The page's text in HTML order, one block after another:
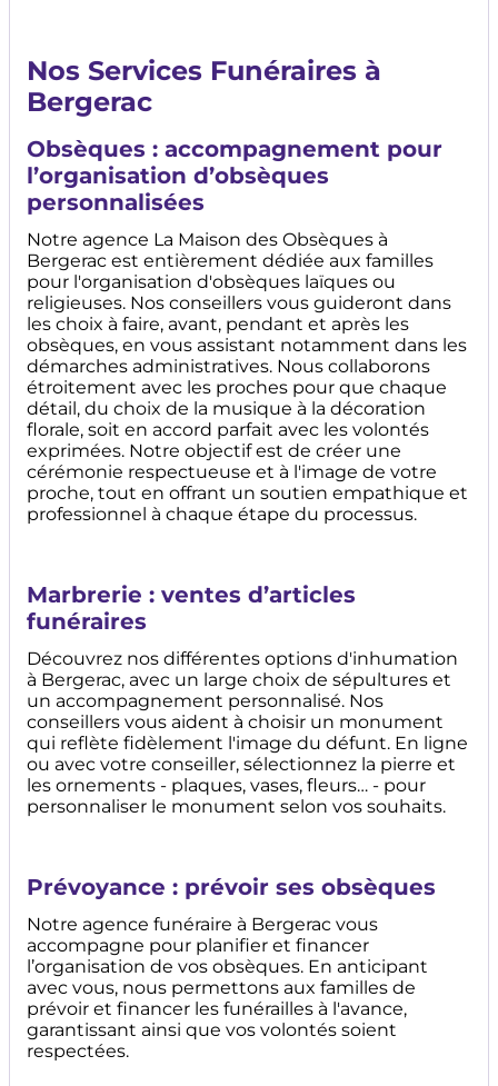
Nos Services Funéraires à
Bergerac
Obsèques : accompagnement pour
l’organisation d’obsèques
personnalisées
Notre agence La Maison des Obsèques à
Bergerac est entièrement dédiée aux familles
pour l'organisation d'obsèques laïques ou
religieuses. Nos conseillers vous guideront dans
les choix à faire, avant, pendant et après les
obsèques, en vous assistant notamment dans les
démarches administratives. Nous collaborons
étroitement avec les proches pour que chaque
détail, du choix de la musique à la décoration
florale, soit en accord parfait avec les volontés
exprimées. Notre objectif est de créer une
cérémonie respectueuse et à l'image de votre
proche, tout en offrant un soutien empathique et
professionnel à chaque étape du processus.
Marbrerie : ventes d’articles
funéraires
Découvrez nos différentes options d'inhumation
à Bergerac, avec un large choix de sépultures et
un accompagnement personnalisé. Nos
conseillers vous aident à choisir un monument
qui reflète fidèlement l'image du défunt. En ligne
ou avec votre conseiller, sélectionnez la pierre et
les ornements - plaques, vases, fleurs… - pour
personnaliser le monument selon vos souhaits.
Prévoyance : prévoir ses obsèques
Notre agence funéraire à Bergerac vous
accompagne pour planifier et financer
l’organisation de vos obsèques. En anticipant
avec vous, nous permettons aux familles de
prévoir et financer les funérailles à l'avance,
garantissant ainsi que vos volontés soient
respectées.